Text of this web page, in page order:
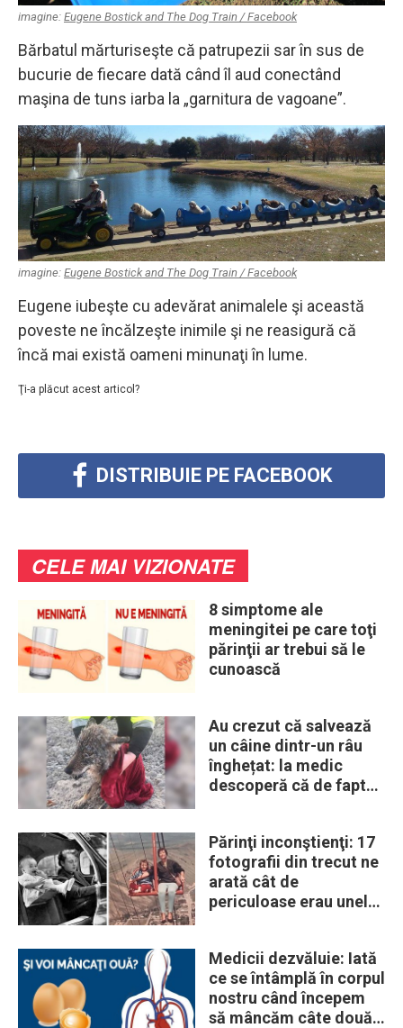
imagine: Eugene Bostick and The Dog Train / Facebook
Bărbatul mărturiseşte că patrupezii sar în sus de
bucurie de fiecare dată când îl aud conectând
maşina de tuns iarba la „garnitura de vagoane”.
imagine: Eugene Bostick and The Dog Train / Facebook
Eugene iubeşte cu adevărat animalele şi această
poveste ne încălzeşte inimile şi ne reasigură că
încă mai există oameni minunaţi în lume.
Ţi-a plăcut acest articol?
DISTRIBUIE PE FACEBOOK
CELE MAI VIZIONATE
8 simptome ale
meningitei pe care toţi
părinţii ar trebui să le
cunoască
Au crezut că salvează
un câine dintr-un râu
înghețat: la medic
descoperă că de fapt
Părinţi inconştienţi: 17
fotografii din trecut ne
arată cât de
periculoase erau unele
Medicii dezvăluie: Iată
ce se întâmplă în corpul
nostru când începem
să mâncăm câte două